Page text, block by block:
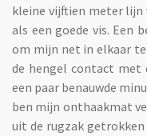
kleine vijftien meter lijn
als een goede vis. Een
om mijn net in elkaar
de hengel contact met
een paar benauwde
ben mijn onthaakmat
uit de rugzak